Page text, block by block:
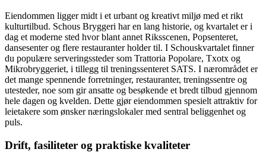
Eiendommen ligger midt i et urbant og kreativt miljø med et rikt
kulturtilbud. Schous Bryggeri har en lang historie, og kvartalet er i
dag et moderne sted hvor blant annet Riksscenen, Popsenteret,
dansesenter og flere restauranter holder til. I Schouskvartalet finner
du populære serveringssteder som Trattoria Popolare, Txotx og
Mikrobryggeriet, i tillegg til treningssenteret SATS. I nærområdet er
det mange spennende forretninger, restauranter, treningssentre og
utesteder, noe som gir ansatte og besøkende et bredt tilbud gjennom
hele dagen og kvelden. Dette gjør eiendommen spesielt attraktiv for
leietakere som ønsker næringslokaler med sentral beliggenhet og
puls.
Drift, fasiliteter og praktiske kvaliteter